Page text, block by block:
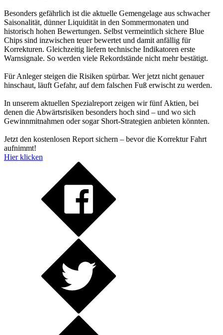
Besonders gefährlich ist die aktuelle Gemengelage aus schwacher
Saisonalität, dünner Liquidität in den Sommermonaten und
historisch hohen Bewertungen. Selbst vermeintlich sichere Blue
Chips sind inzwischen teuer bewertet und damit anfällig für
Korrekturen. Gleichzeitig liefern technische Indikatoren erste
Warnsignale. So werden viele Rekordstände nicht mehr bestätigt.
Für Anleger steigen die Risiken spürbar. Wer jetzt nicht genauer
hinschaut, läuft Gefahr, auf dem falschen Fuß erwischt zu werden.
In unserem aktuellen Spezialreport zeigen wir fünf Aktien, bei
denen die Abwärtsrisiken besonders hoch sind – und wo sich
Gewinnmitnahmen oder sogar Short-Strategien anbieten könnten.
Jetzt den kostenlosen Report sichern – bevor die Korrektur Fahrt
aufnimmt!
Hier klicken